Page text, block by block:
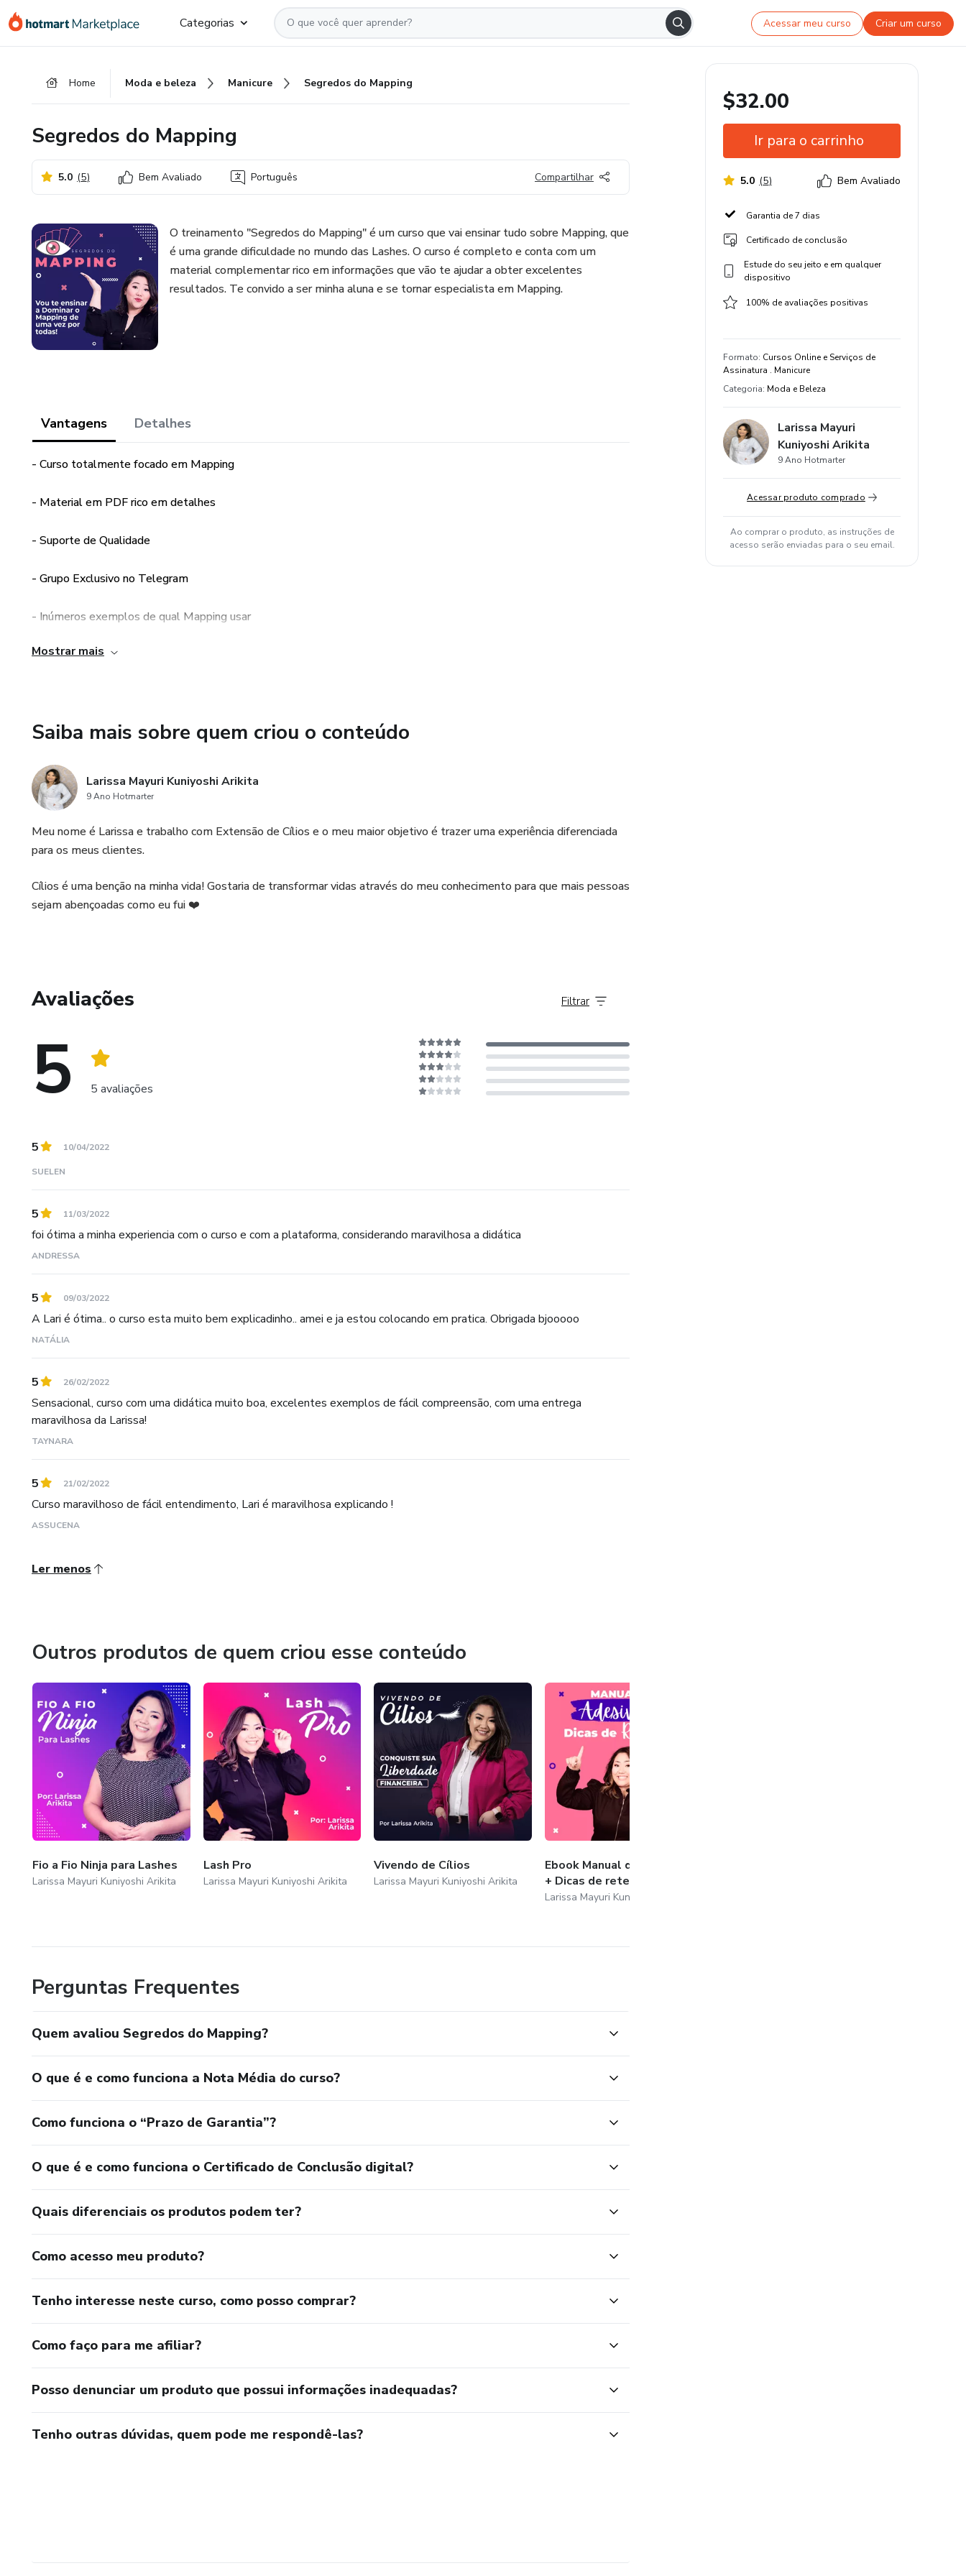
para
para
para
Categorias Acessar meu curso Criar um curso
Home Moda e beleza Manicure Segredos do Mapping
Segredos do Mapping
5.0 (5) Bem Avaliado Português Compartilhar
O treinamento "Segredos do Mapping" é um curso que vai ensinar tudo sobre Mapping, que
é uma grande dificuldade no mundo das Lashes. O curso é completo e conta com um
material complementar rico em informações que vão te ajudar a obter excelentes
resultados. Te convido a ser minha aluna e se tornar especialista em Mapping.
Vantagens Detalhes
- Curso totalmente focado em Mapping
- Material em PDF rico em detalhes
- Suporte de Qualidade
- Grupo Exclusivo no Telegram
- Inúmeros exemplos de qual Mapping usar
- Certificado Exclusivo
Mostrar mais
Saiba mais sobre quem criou o conteúdo
Larissa Mayuri Kuniyoshi Arikita
9 Ano Hotmarter
Meu nome é Larissa e trabalho com Extensão de Cílios e o meu maior objetivo é trazer uma experiência diferenciada
para os meus clientes.
Cílios é uma benção na minha vida! Gostaria de transformar vidas através do meu conhecimento para que mais pessoas
sejam abençoadas como eu fui ❤️
Avaliações
5 5 avaliações
Filtrar
5 10/04/2022
SUELEN
5 11/03/2022
foi ótima a minha experiencia com o curso e com a plataforma, considerando maravilhosa a didática
ANDRESSA
5 09/03/2022
A Lari é ótima.. o curso esta muito bem explicadinho.. amei e ja estou colocando em pratica. Obrigada bjooooo
NATÁLIA
5 26/02/2022
Sensacional, curso com uma didática muito boa, excelentes exemplos de fácil compreensão, com uma entrega
maravilhosa da Larissa!
TAYNARA
5 21/02/2022
Curso maravilhoso de fácil entendimento, Lari é maravilhosa explicando !
ASSUCENA
Ler menos
Outros produtos de quem criou esse conteúdo
Fio a Fio Ninja para Lashes
Larissa Mayuri Kuniyoshi Arikita
Lash Pro
Larissa Mayuri Kuniyoshi Arikita
Vivendo de Cílios
Larissa Mayuri Kuniyoshi Arikita
Ebook Manual de Adesivos
+ Dicas de retenção
Larissa Mayuri Kuniyoshi Arikita
Perguntas Frequentes
Quem avaliou Segredos do Mapping?
O que é e como funciona a Nota Média do curso?
Como funciona o “Prazo de Garantia”?
O que é e como funciona o Certificado de Conclusão digital?
Quais diferenciais os produtos podem ter?
Como acesso meu produto?
Tenho interesse neste curso, como posso comprar?
Como faço para me afiliar?
Posso denunciar um produto que possui informações inadequadas?
Tenho outras dúvidas, quem pode me respondê-las?
$32.00
Ir para o carrinho
5.0 (5) Bem Avaliado
Garantia de 7 dias
Certificado de conclusão
Estude do seu jeito e em qualquer
dispositivo
100% de avaliações positivas
Formato: Cursos Online e Serviços de
Assinatura . Manicure
Categoria: Moda e Beleza
Larissa Mayuri
Kuniyoshi Arikita
9 Ano Hotmarter
Acessar produto comprado
Ao comprar o produto, as instruções de
acesso serão enviadas para o seu email.